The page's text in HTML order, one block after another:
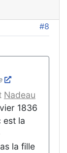
#8
Nadeau
1836
est la
la fille